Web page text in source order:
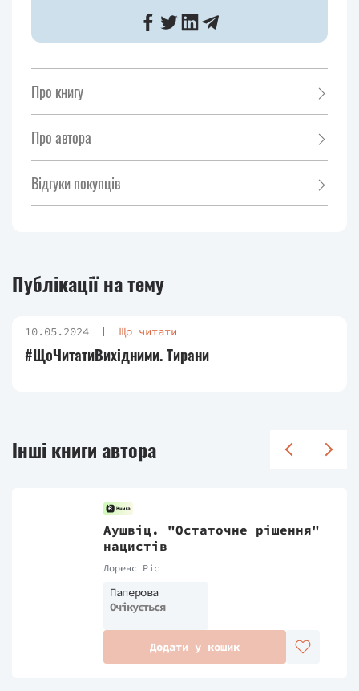
Про книгу
Про автора
Відгуки покупців
Публікації на тему
10.05.2024 Що читати
#ЩоЧитатиВихідними. Тирани
Інші книги автора
Аушвіц. "Остаточне рішення"
нацистів
Лоренс Ріс
Паперова
Очікується
Додати у кошик